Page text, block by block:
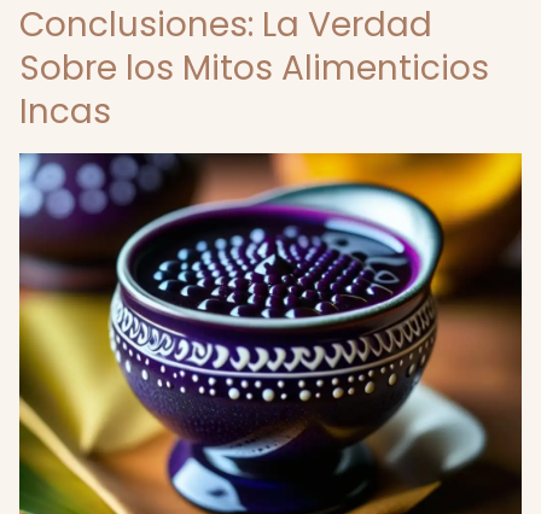
Conclusiones: La Verdad
Sobre los Mitos Alimenticios
Incas